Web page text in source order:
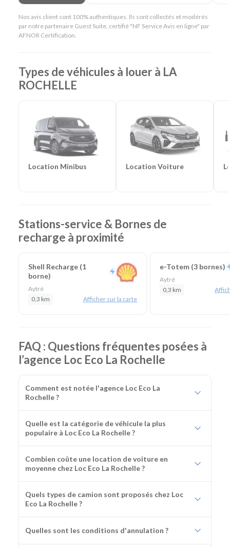
Rochelle Gare & 13 km de La Rochelle Aéroport)
Catégories de voitures : Citadines-Routières-SUV-
chantier
Nos avis client sont 100% authentiques. Ils sont collectés et modérés
par notre partenaire Guest Suite, certifié "NF Service Avis en ligne" par
AFNOR Certification.
Types de véhicules à louer à LA
ROCHELLE
Location Minibus Location Voiture
Stations-service & Bornes de
recharge à proximité
Shell Recharge (1
borne)
Aytré
0,3 km
Afficher sur la carte
e-Totem (3 bornes)
Aytré
0,3 km
FAQ : Questions fréquentes posées à
l’agence Loc Eco La Rochelle
Comment est notée l'agence Loc Eco La
Rochelle ?
Quelle est la catégorie de véhicule la plus
populaire à Loc Eco La Rochelle ?
Combien coûte une location de voiture en
moyenne chez Loc Eco La Rochelle ?
Quels types de camion sont proposés chez Loc
Eco La Rochelle ?
Quelles sont les conditions d'annulation ?